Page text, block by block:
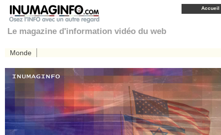
Accueil
Le magazine d'information vidéo du web
Monde